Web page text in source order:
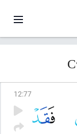
12:77